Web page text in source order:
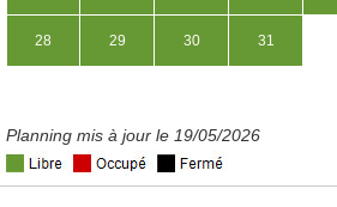
28 29 30 31
Planning mis à jour le 19/05/2026